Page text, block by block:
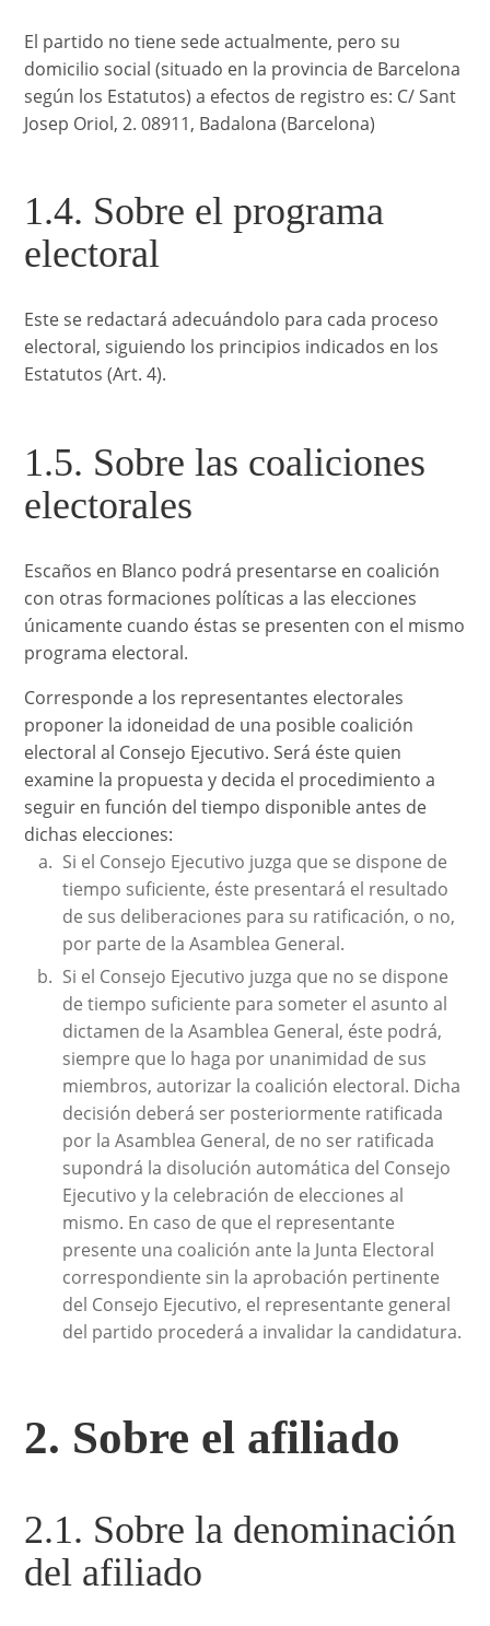
El partido no tiene sede actualmente, pero su
domicilio social (situado en la provincia de Barcelona
según los Estatutos) a efectos de registro es: C/ Sant
Josep Oriol, 2. 08911, Badalona (Barcelona)
1.4. Sobre el programa
electoral
Este se redactará adecuándolo para cada proceso
electoral, siguiendo los principios indicados en los
Estatutos (Art. 4).
1.5. Sobre las coaliciones
electorales
Escaños en Blanco podrá presentarse en coalición
con otras formaciones políticas a las elecciones
únicamente cuando éstas se presenten con el mismo
programa electoral.
Corresponde a los representantes electorales
proponer la idoneidad de una posible coalición
electoral al Consejo Ejecutivo. Será éste quien
examine la propuesta y decida el procedimiento a
seguir en función del tiempo disponible antes de
dichas elecciones:
Si el Consejo Ejecutivo juzga que se dispone de
tiempo suficiente, éste presentará el resultado
de sus deliberaciones para su ratificación, o no,
por parte de la Asamblea General.
Si el Consejo Ejecutivo juzga que no se dispone
de tiempo suficiente para someter el asunto al
dictamen de la Asamblea General, éste podrá,
siempre que lo haga por unanimidad de sus
miembros, autorizar la coalición electoral. Dicha
decisión deberá ser posteriormente ratificada
por la Asamblea General, de no ser ratificada
supondrá la disolución automática del Consejo
Ejecutivo y la celebración de elecciones al
mismo. En caso de que el representante
presente una coalición ante la Junta Electoral
correspondiente sin la aprobación pertinente
del Consejo Ejecutivo, el representante general
del partido procederá a invalidar la candidatura.
2. Sobre el afiliado
2.1. Sobre la denominación
del afiliado